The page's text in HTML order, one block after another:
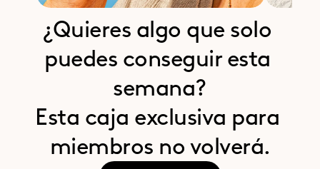
¿Quieres algo que solo
puedes conseguir esta
semana?
Esta caja exclusiva para
miembros no volverá.